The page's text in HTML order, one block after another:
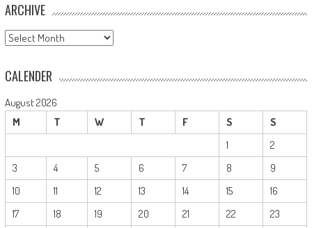
ARCHIVE
ARCHIVE
CALENDER
August 2026
M
T W T F S S
1
2
3
4 5 6 7 8
9
10
11 12 13 14 15
16
17
18 19 20 21 22
23